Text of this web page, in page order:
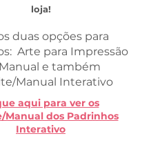
loja!
duas opções para
Arte para Impressão
e também
Manual Interativo
aqui para ver os
Manual dos Padrinhos
Interativo